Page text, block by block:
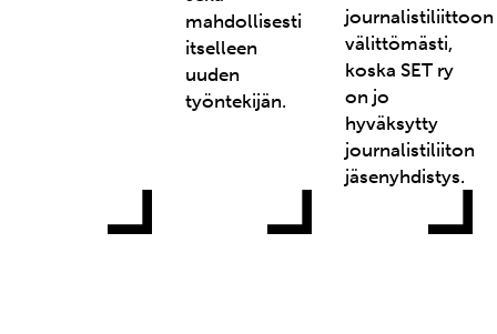
mahdollisesti
itselleen
uuden
työntekijän.
journalistiliittoon
välittömästi,
koska SET ry
on jo
hyväksytty
journalistiliiton
jäsenyhdistys.